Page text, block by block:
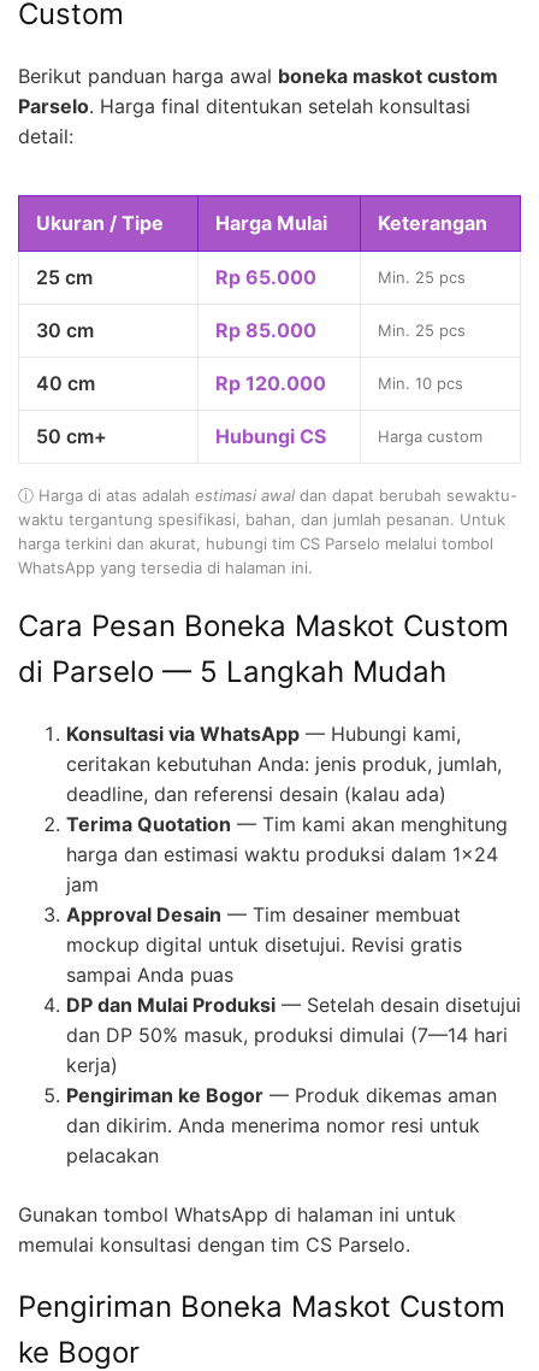
Custom
Berikut panduan harga awal boneka maskot custom
Parselo. Harga final ditentukan setelah konsultasi
detail:
Ukuran / Tipe Harga Mulai Keterangan
25 cm Rp 65.000 Min. 25 pcs
30 cm Rp 85.000 Min. 25 pcs
40 cm Rp 120.000 Min. 10 pcs
50 cm+ Hubungi CS Harga custom
ⓘ Harga di atas adalah estimasi awal dan dapat berubah sewaktu-
waktu tergantung spesifikasi, bahan, dan jumlah pesanan. Untuk
harga terkini dan akurat, hubungi tim CS Parselo melalui tombol
WhatsApp yang tersedia di halaman ini.
Cara Pesan Boneka Maskot Custom
di Parselo — 5 Langkah Mudah
Konsultasi via WhatsApp — Hubungi kami,
ceritakan kebutuhan Anda: jenis produk, jumlah,
deadline, dan referensi desain (kalau ada)
Terima Quotation — Tim kami akan menghitung
harga dan estimasi waktu produksi dalam 1×24
jam
Approval Desain — Tim desainer membuat
mockup digital untuk disetujui. Revisi gratis
sampai Anda puas
DP dan Mulai Produksi — Setelah desain disetujui
dan DP 50% masuk, produksi dimulai (7—14 hari
kerja)
Pengiriman ke Bogor — Produk dikemas aman
dan dikirim. Anda menerima nomor resi untuk
pelacakan
Gunakan tombol WhatsApp di halaman ini untuk
memulai konsultasi dengan tim CS Parselo.
Pengiriman Boneka Maskot Custom
ke Bogor